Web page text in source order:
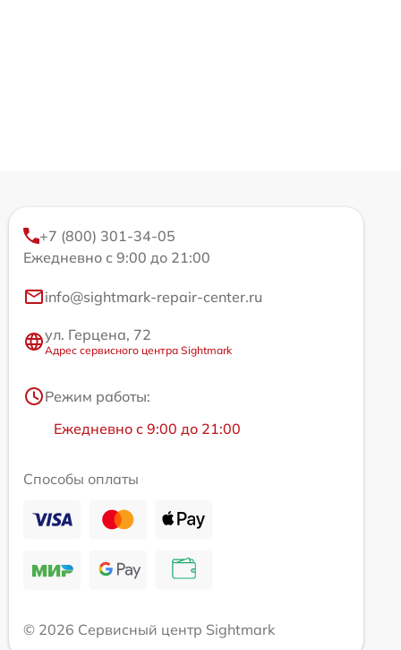
+7 (800) 301-34-05
Ежедневно с 9:00 до 21:00
info@sightmark-repair-center.ru
ул. Герцена, 72
Адрес сервисного центра Sightmark
Режим работы:
Ежедневно с 9:00 до 21:00
Способы оплаты
© 2026 Сервисный центр Sightmark